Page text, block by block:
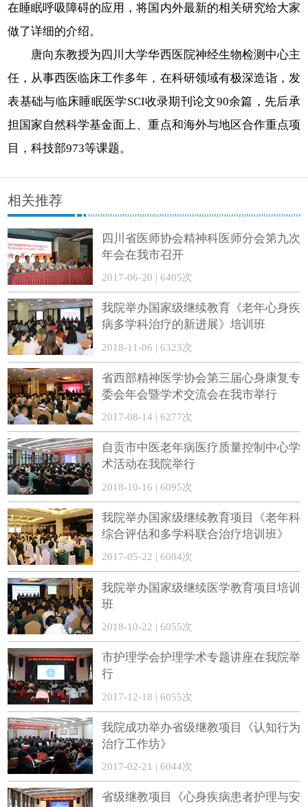
在睡眠呼吸障碍的应用，将国内外最新的相关研究给大家
做了详细的介绍。
唐向东教授为四川大学华西医院神经生物检测中心主
任，从事西医临床工作多年，在科研领域有极深造诣，发
表基础与临床睡眠医学SCI收录期刊论文90余篇，先后承
担国家自然科学基金面上、重点和海外与地区合作重点项
目，科技部973等课题。
相关推荐
四川省医师协会精神科医师分会第九次
年会在我市召开
2017-06-20 | 6405次
我院举办国家级继续教育《老年心身疾
病多学科治疗的新进展》培训班
2018-11-06 | 6323次
省西部精神医学协会第三届心身康复专
委会年会暨学术交流会在我市举行
2017-08-14 | 6277次
自贡市中医老年病医疗质量控制中心学
术活动在我院举行
2018-10-16 | 6095次
我院举办国家级继续教育项目《老年科
综合评估和多学科联合治疗培训班》
2017-05-22 | 6084次
我院举办国家级继续医学教育项目培训
班
2018-10-22 | 6055次
市护理学会护理学术专题讲座在我院举
行
2017-12-18 | 6055次
我院成功举办省级继教项目《认知行为
治疗工作坊》
2017-02-21 | 6044次
省级继教项目《心身疾病患者护理与安